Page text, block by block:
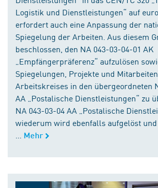
Logistik und Dienstleistungen“ auf
erfordert auch eine Anpassung der
Spiegelung der Arbeiten. Aus diesem
beschlossen, den NA 043-03-04-01 AK
„Empfängerpräferenz“ aufzulösen
Spiegelungen, Projekte und
Arbeitskreises in den übergeordneten
AA „Postalische Dienstleistungen“ zu
NA 043-03-04 AA „Postalische
wiederum wird ebenfalls aufgelöst
Mehr